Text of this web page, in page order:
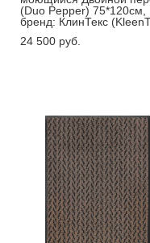
(Duo Pepper) 75*120см,
бренд: КлинТекс
24 500 pуб.